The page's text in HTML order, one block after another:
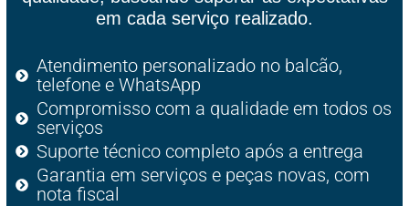
em cada serviço realizado.
Atendimento personalizado no balcão,
telefone e WhatsApp
Compromisso com a qualidade em todos os
serviços
Suporte técnico completo após a entrega
Garantia em serviços e peças novas, com
nota fiscal